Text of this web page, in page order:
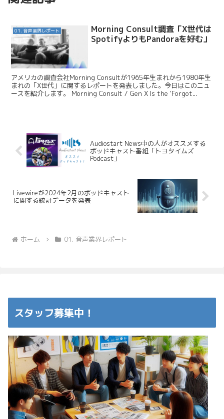
01. 音声業界レポート
Morning Consult調査「X世代は
SpotifyよりもPandoraを好む」
アメリカの調査会社Morning Consultが1965年生まれから1980年生
まれの「X世代」に関するレポートを発表しました。今日はこのニュ
ースを紹介します。 Morning Consult / Gen X Is the 'Forgot...
Audiostart News中の人がオススメする
ポッドキャスト番組「トヨタイムズ
Podcast」
Livewireが2024年2月のポッドキャスト
に関する統計データを発表
ホーム 01. 音声業界レポート
スタッフ募集中！